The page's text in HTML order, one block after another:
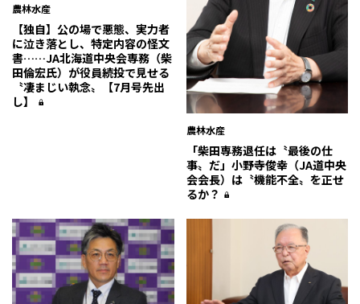
農林水産
【独自】公の場で悪態、実力者
に泣き落とし、特定内容の怪文
書……JA北海道中央会専務（柴
田倫宏氏）が役員続投で見せる
〝凄まじい執念〟【7月号先出
し】
農林水産
「柴田専務退任は〝最後の仕
事〟だ」小野寺俊幸（JA道中央
会会長）は〝機能不全〟を正せ
るか？